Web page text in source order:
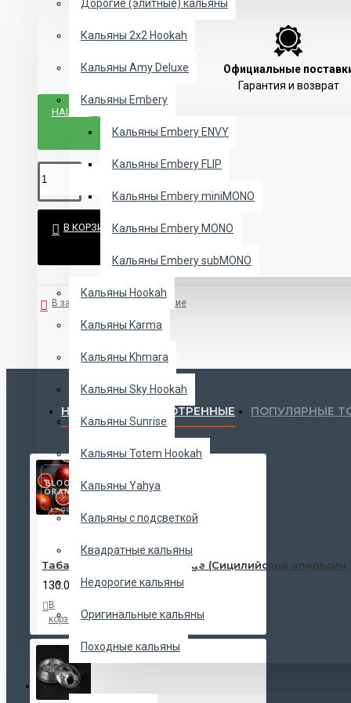
Дорогие (элитные) кальяны
Кальяны 2х2 Hookah
Кальяны Amy Deluxe
Кальяны Embery
Кальяны Embery ENVY
Кальяны Embery FLIP
Кальяны Embery miniMONO
Кальяны Embery MONO
Кальяны Embery subMONO
Кальяны Hookah
Кальяны Karma
Кальяны Khmara
Кальяны Sky Hookah
Кальяны Sunrise
Кальяны Totem Hookah
Кальяны Yahya
Кальяны с подсветкой
Квадратные кальяны
Недорогие кальяны
Оригинальные кальяны
Походные кальяны
ЧАШИ
Официальные
Гарантия и возврат
НАШЛИ ДЕШЕВЛЕ?
В КОРЗИНУ
В закладки В сравнение
НЕДАВНО ПРОСМОТРЕННЫЕ ПОПУЛЯРНЫЕ
Табак Lagom Bloody Orange (Сицилийский апельсин,
130.00 UAH
В
корзину
закладки
сравнение